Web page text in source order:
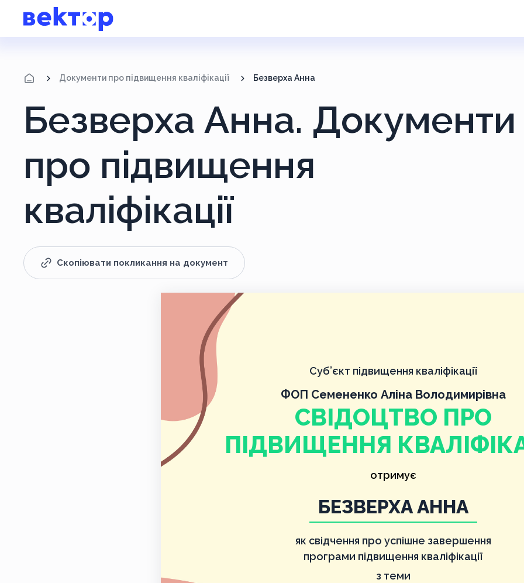
Документи про підвищення кваліфікації Безверха Анна
Безверха Анна. Документи
про підвищення
кваліфікації
Скопіювати покликання на документ
Суб’єкт підвищення кваліфікації
ФОП Семененко Аліна Володимирівна
СВІДОЦТВО ПРО
ПІДВИЩЕННЯ
отримує
БЕЗВЕРХА АННА
як свідчення про успішне завершення
програми підвищення кваліфікації
з теми